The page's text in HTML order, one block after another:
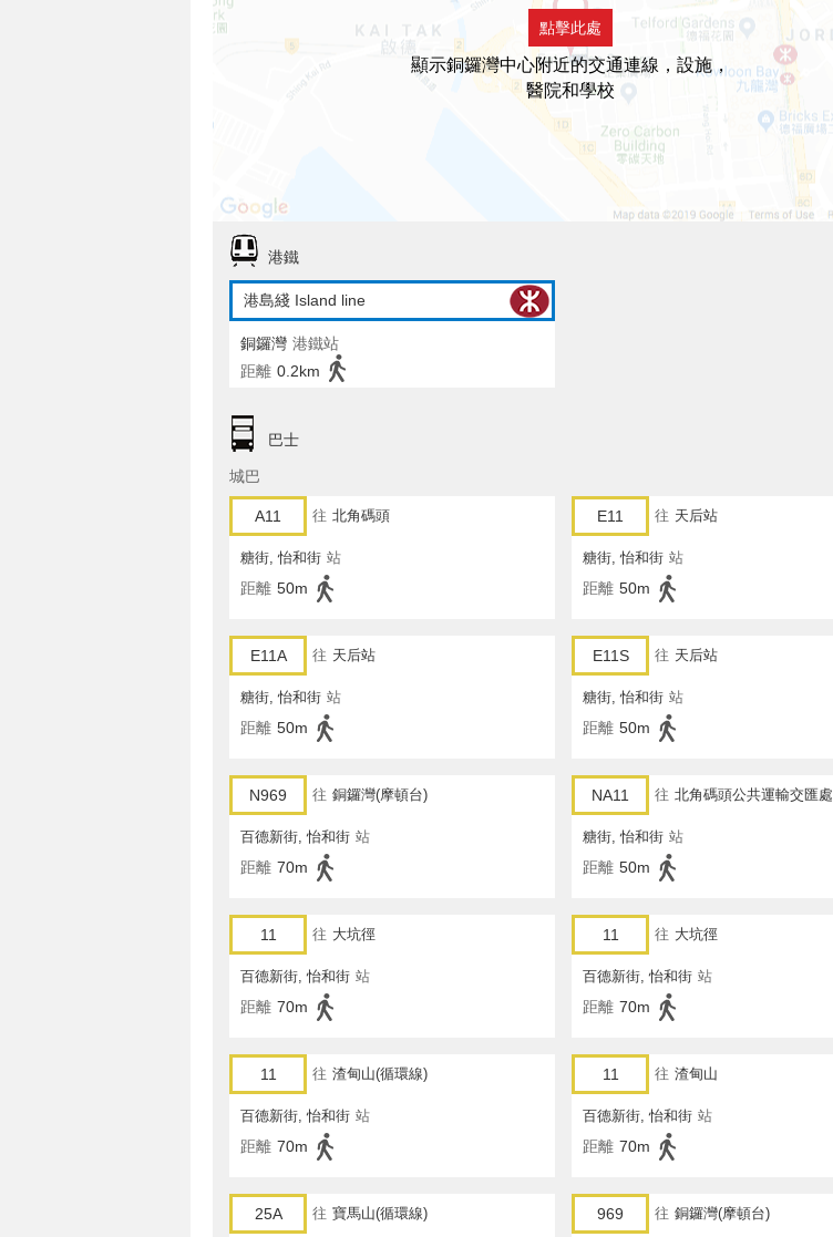
點擊此處
顯示銅鑼灣中心附近的交通連線，設施，
醫院和學校
港鐵
港島綫 Island line
銅鑼灣 港鐵站
距離 0.2km
巴士
城巴
A11 往 北角碼頭
糖街, 怡和街 站
距離 50m
E11 往 天后站
糖街, 怡和街 站
距離 50m
E11A 往 天后站
糖街, 怡和街 站
距離 50m
E11S 往 天后站
糖街, 怡和街 站
距離 50m
N969 往 銅鑼灣(摩頓台)
百德新街, 怡和街 站
距離 70m
NA11 往 北角碼頭公共運輸交匯處
糖街, 怡和街 站
距離 50m
11 往 大坑徑
百德新街, 怡和街 站
距離 70m
11 往 大坑徑
百德新街, 怡和街 站
距離 70m
11 往 渣甸山(循環線)
百德新街, 怡和街 站
距離 70m
11 往 渣甸山
百德新街, 怡和街 站
距離 70m
25A 往 寶馬山(循環線) 969 往 銅鑼灣(摩頓台)